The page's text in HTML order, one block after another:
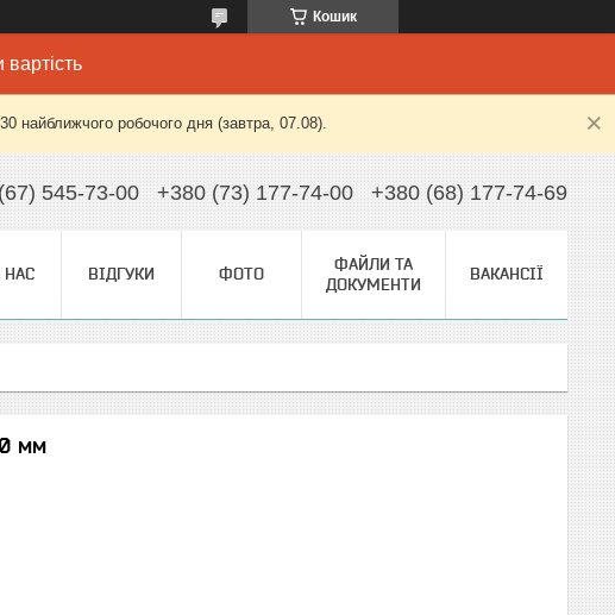
Кошик
найближчого робочого дня (завтра, 07.08).
545-73-00 +380 (73) 177-74-00 +380 (68) 177-74-69
НАС ВІДГУКИ ФОТО
ФАЙЛИ ТА
ДОКУМЕНТИ
ВАКАНСІЇ
мм